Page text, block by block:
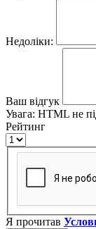
Недоліки:
Ваш відгук
Увага: HTML не
Рейтинг
Я прочитав